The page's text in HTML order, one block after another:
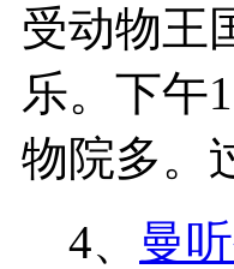
受动物王
乐。下午
物院多。
4、 曼